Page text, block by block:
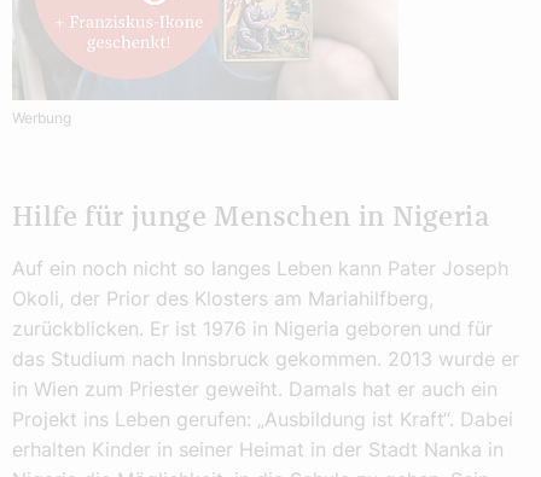
Werbung
Hilfe für junge Menschen in Nigeria
Auf ein noch nicht so langes Leben kann Pater Joseph
Okoli, der Prior des Klosters am Mariahilfberg,
zurückblicken. Er ist 1976 in Nigeria geboren und für
das Studium nach Innsbruck gekommen. 2013 wurde er
in Wien zum Priester geweiht. Damals hat er auch ein
Projekt ins Leben gerufen: „Ausbildung ist Kraft“. Dabei
erhalten Kinder in seiner Heimat in der Stadt Nanka in